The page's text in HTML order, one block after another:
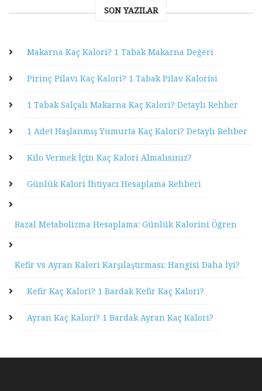
SON YAZILAR
Makarna Kaç Kalori? 1 Tabak Makarna Değeri
Pirinç Pilavı Kaç Kalori? 1 Tabak Pilav Kalorisi
1 Tabak Salçalı Makarna Kaç Kalori? Detaylı Rehber
1 Adet Haşlanmış Yumurta Kaç Kalori? Detaylı Rehber
Kilo Vermek İçin Kaç Kalori Almalısınız?
Günlük Kalori İhtiyacı Hesaplama Rehberi
Bazal Metabolizma Hesaplama: Günlük Kalorini Öğren
Kefir vs Ayran Kalori Karşılaştırması: Hangisi Daha İyi?
Kefir Kaç Kalori? 1 Bardak Kefir Kaç Kalori?
Ayran Kaç Kalori? 1 Bardak Ayran Kaç Kalori?